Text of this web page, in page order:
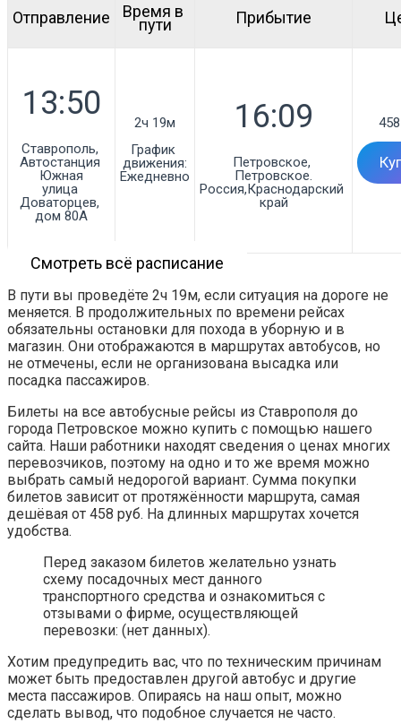
Отправление Время в
пути Прибытие
Ставрополь,
Автостанция
Южная
улица
Доваторцев,
дом 80А
2ч 19м
График
движения:
Ежедневно
Петровское,
Петровское.
Россия,Краснодарский
край
Смотреть всё расписание
В пути вы проведёте 2ч 19м, если ситуация на дороге не
меняется. В продолжительных по времени рейсах
обязательны остановки для похода в уборную и в
магазин. Они отображаются в маршрутах автобусов, но
не отмечены, если не организована высадка или
посадка пассажиров.
Билеты на все автобусные рейсы из Ставрополя до
города Петровское можно купить с помощью нашего
сайта. Наши работники находят сведения о ценах многих
перевозчиков, поэтому на одно и то же время можно
выбрать самый недорогой вариант. Сумма покупки
билетов зависит от протяжённости маршрута, самая
дешёвая от 458 руб. На длинных маршрутах хочется
удобства.
Перед заказом билетов желательно узнать
схему посадочных мест данного
транспортного средства и ознакомиться с
отзывами о фирме, осуществляющей
перевозки: (нет данных).
Хотим предупредить вас, что по техническим причинам
может быть предоставлен другой автобус и другие
места пассажиров. Опираясь на наш опыт, можно
сделать вывод, что подобное случается не часто.